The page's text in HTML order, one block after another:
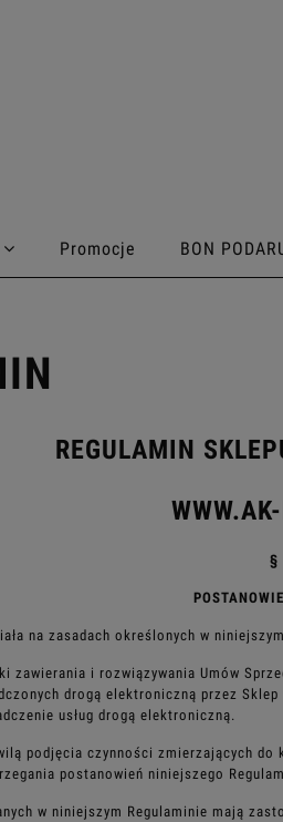
Promocje BON
REGULAMIN
§
na zasadach określonych w
zawierania i rozwiązywania Umów
drogą elektroniczną przez Sklep
usług drogą elektroniczną.
podjęcia czynności zmierzających do
postanowień niniejszego
w niniejszym Regulaminie mają